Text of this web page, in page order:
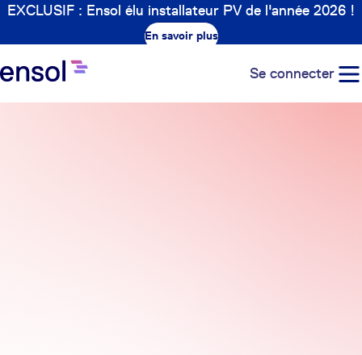
EXCLUSIF : Ensol élu installateur PV de l'année 2026 !
En savoir plus
Se connecter